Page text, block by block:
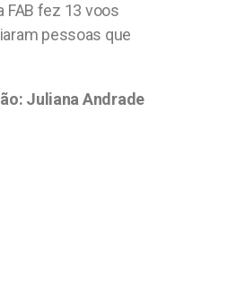
FAB fez 13 voos
pessoas que
Juliana Andrade